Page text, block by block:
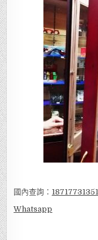
國內查詢： 18717731351
Whatsapp